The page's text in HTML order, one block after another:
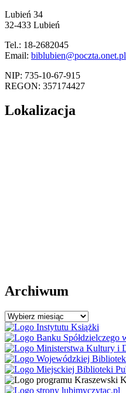
Lubień 34
32-433 Lubień
Tel.: 18-2682045
Email: biblubien@poczta.onet.pl
NIP: 735-10-67-915
REGON: 357174427
Lokalizacja
Archiwum
Archiwum